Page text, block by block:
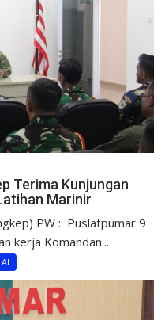
Terima Kunjungan
Marinir
PW : Puslatpumar 9
kerja Komandan...